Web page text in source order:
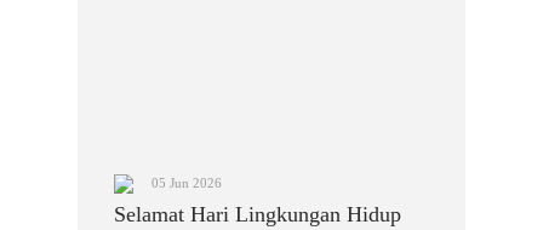
05 Jun 2026
Selamat Hari Lingkungan Hidup